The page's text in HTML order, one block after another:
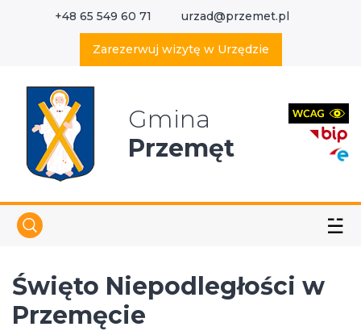
+48 65 549 60 71 urzad@przemet.pl
Zarezerwuj wizytę w Urzędzie
Gmina
Przemęt
☱
Święto Niepodległości w
Przemęcie
Wyszukaj w serwisie